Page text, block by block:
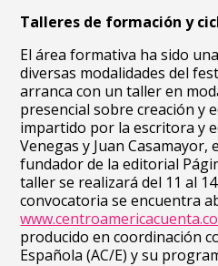
Talleres de formación y
El área formativa ha sido
diversas modalidades del
arranca con un taller en
presencial sobre creación y
impartido por la escritora y
Venegas y Juan Casamayor,
fundador de la editorial
taller se realizará del 11 al
convocatoria se encuentra
producido en coordinación
Española (AC/E) y su